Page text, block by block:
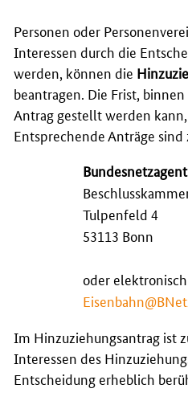
Personen oder
Interessen durch die
werden, können die
beantragen. Die Frist,
Antrag gestellt werden
Entsprechende Anträge sind
Tulpenfeld 4
53113 Bonn
oder
Im Hinzuziehungsantrag ist
Interessen des
Entscheidung erheblich